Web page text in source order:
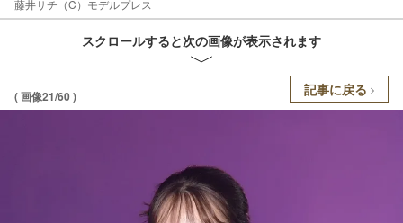
藤井サチ（C）モデルプレス
スクロールすると次の画像が表示されます
( 画像21/60 ) 記事に戻る